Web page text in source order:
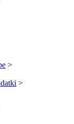
>
>